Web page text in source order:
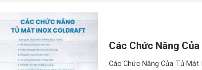
Các Chức Năng
Các Chức Năng Của Tủ